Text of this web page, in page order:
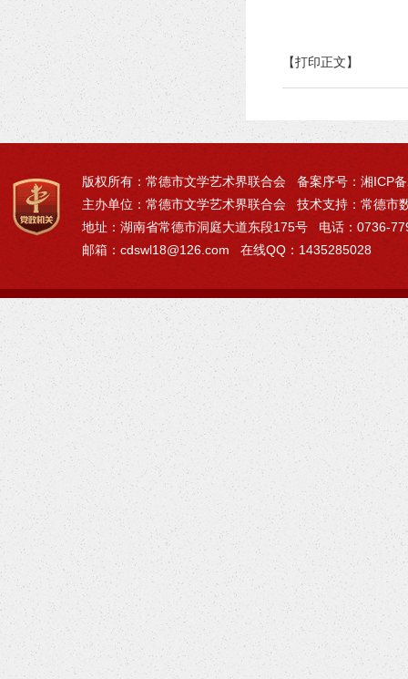
【打印正文】
版权所有：常德市文学艺术界联合会 备案序号： 湘ICP
主办单位：常德市文学艺术界联合会 技术支持：常德市
地址：湖南省常德市洞庭大道东段175号 电话：0736-
邮箱：cdswl18@126.com 在线QQ：1435285028